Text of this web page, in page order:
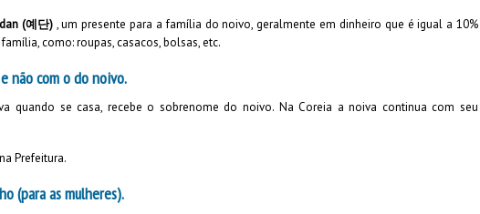
​​(예단), um presente para a família do noivo, geralmente em dinheiro que é igual a 10%
como: roupas, casacos, bolsas, etc.
não com o do noivo.
quando se casa, recebe o sobrenome do noivo. Na Coreia a noiva continua com seu
Prefeitura.
(para as mulheres).